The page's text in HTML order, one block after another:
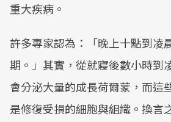
重大疾病。
許多專家認為：「晚上十點到凌
期。」其實，從就寢後數小時到
會分泌大量的成長荷爾蒙，而這
是修復受損的細胞與組織。換言